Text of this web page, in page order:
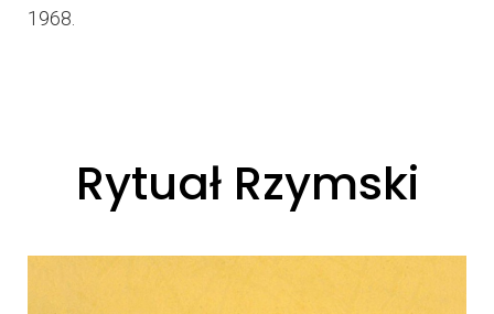
1968.
Rytuał Rzymski